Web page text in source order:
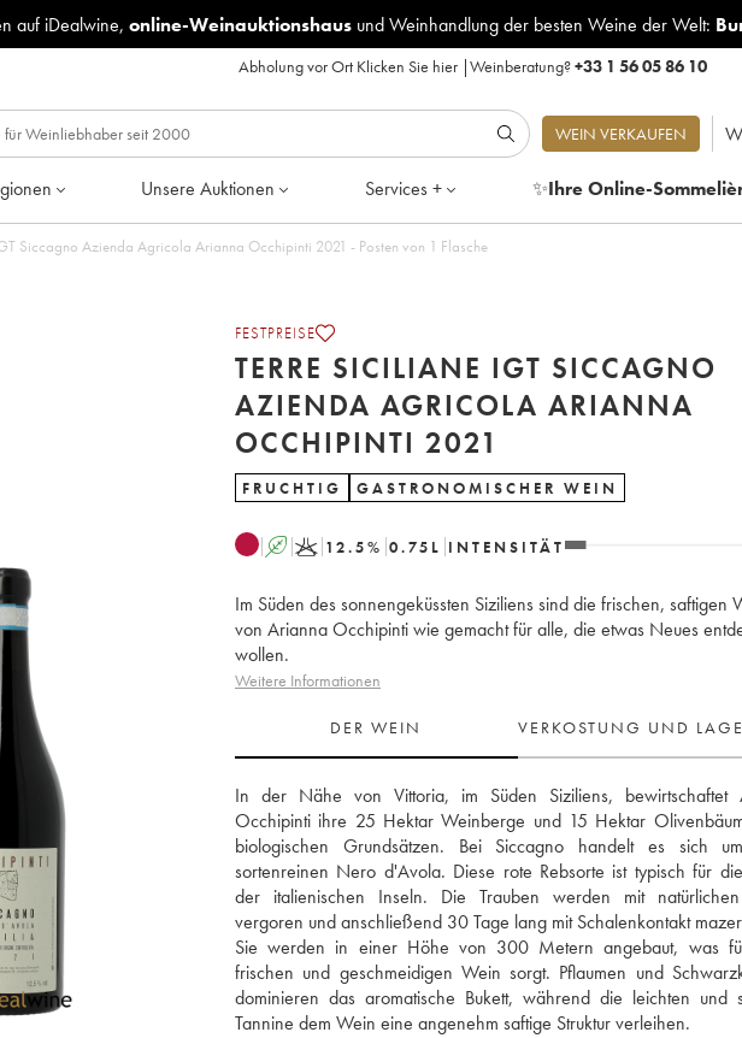
auf iDealwine, online-Weinauktionshausund Weinhandlung der besten Weine der Welt:
Abholung vor Ort Klicken Sie hier|Weinberatung?+33 1 56 05 86 10
WEIN VERKAUFEN
Unsere Auktionen Services + ✨Ihre Online-
Terre Siciliane IGT Siccagno Azienda Agricola Arianna Occhipinti 2021 - Posten von 1 Flasche
FESTPREISE
TERRE SICILIANE IGT SICCAGNO
AZIENDA AGRICOLA ARIANNA
OCCHIPINTI 2021
FRUCHTIG GASTRONOMISCHER WEIN
A K 12.5% 0.75 L INTENSITÄT
Im Süden des sonnengeküssten Siziliens sind die frischen, saftigen
von Arianna Occhipinti wie gemacht für alle, die etwas Neues
wollen.
Weitere Informationen
DER WEIN VERKOSTUNG UND
In der Nähe von Vittoria, im Süden Siziliens, bewirtschaftet
Occhipinti ihre 25 Hektar Weinberge und 15 Hektar
biologischen Grundsätzen. Bei Siccagno handelt es sich
sortenreinen Nero d'Avola. Diese rote Rebsorte ist typisch für
der italienischen Inseln. Die Trauben werden mit
vergoren und anschließend 30 Tage lang mit Schalenkontakt
Sie werden in einer Höhe von 300 Metern angebaut, was
frischen und geschmeidigen Wein sorgt. Pflaumen und
dominieren das aromatische Bukett, während die leichten und
Tannine dem Wein eine angenehm saftige Struktur verleihen.